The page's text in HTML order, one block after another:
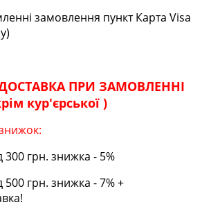
замовлення пункт Карта Visa
ПРИ ЗАМОВЛЕННІ
кур'єрської )
300 грн. знижка - 5%
500 грн. знижка - 7% +